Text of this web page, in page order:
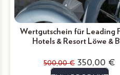
Wertgutschein für Leading
Hotels & Resort Löwe &
500,00€ 350,00 €